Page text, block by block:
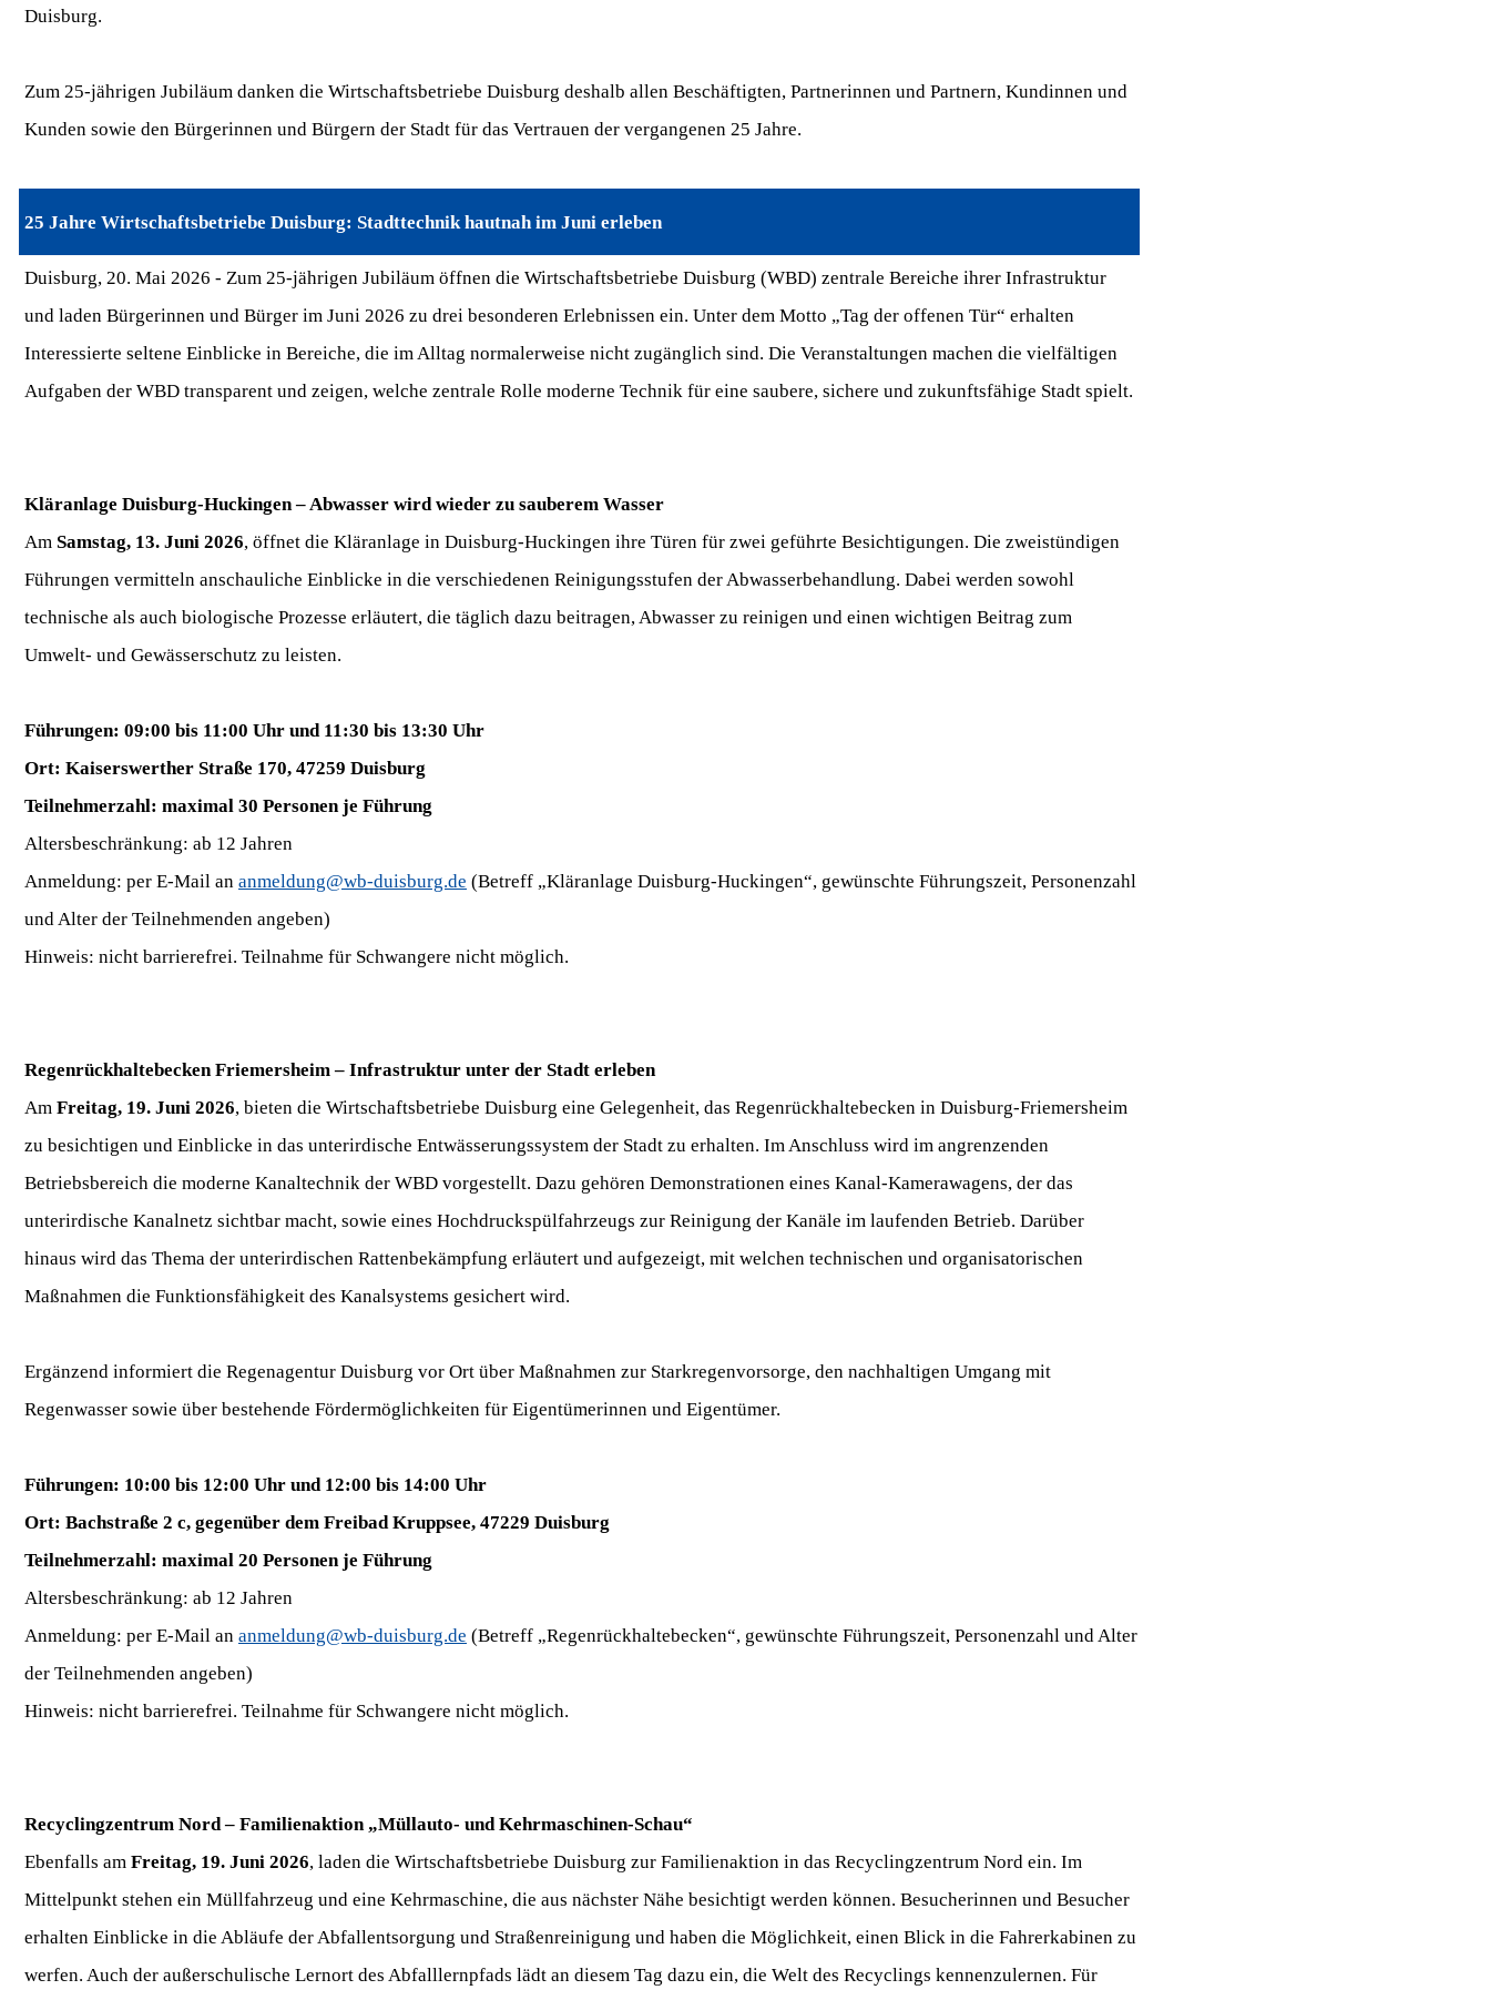
Duisburg.
Zum 25-jährigen Jubiläum danken die Wirtschaftsbetriebe Duisburg deshalb allen Beschäftigten, Partnerinnen und Partnern, Kundinnen und
Kunden sowie den Bürgerinnen und Bürgern der Stadt für das Vertrauen der vergangenen 25 Jahre.
25 Jahre Wirtschaftsbetriebe Duisburg: Stadttechnik hautnah im Juni erleben
Duisburg, 20. Mai 2026 - Zum 25-jährigen Jubiläum öffnen die Wirtschaftsbetriebe Duisburg (WBD) zentrale Bereiche ihrer Infrastruktur
und laden Bürgerinnen und Bürger im Juni 2026 zu drei besonderen Erlebnissen ein. Unter dem Motto „Tag der offenen Tür“ erhalten
Interessierte seltene Einblicke in Bereiche, die im Alltag normalerweise nicht zugänglich sind. Die Veranstaltungen machen die vielfältigen
Aufgaben der WBD transparent und zeigen, welche zentrale Rolle moderne Technik für eine saubere, sichere und zukunftsfähige Stadt spielt.
Kläranlage Duisburg-Huckingen – Abwasser wird wieder zu sauberem Wasser
Am Samstag, 13. Juni 2026, öffnet die Kläranlage in Duisburg-Huckingen ihre Türen für zwei geführte Besichtigungen. Die zweistündigen
Führungen vermitteln anschauliche Einblicke in die verschiedenen Reinigungsstufen der Abwasserbehandlung. Dabei werden sowohl
technische als auch biologische Prozesse erläutert, die täglich dazu beitragen, Abwasser zu reinigen und einen wichtigen Beitrag zum
Umwelt- und Gewässerschutz zu leisten.
Führungen: 09:00 bis 11:00 Uhr und 11:30 bis 13:30 Uhr
Ort: Kaiserswerther Straße 170, 47259 Duisburg
Teilnehmerzahl: maximal 30 Personen je Führung
Altersbeschränkung: ab 12 Jahren
Anmeldung: per E-Mail an anmeldung@wb-duisburg.de (Betreff „Kläranlage Duisburg-Huckingen“, gewünschte Führungszeit, Personenzahl
und Alter der Teilnehmenden angeben)
Hinweis: nicht barrierefrei. Teilnahme für Schwangere nicht möglich.
Regenrückhaltebecken Friemersheim – Infrastruktur unter der Stadt erleben
Am Freitag, 19. Juni 2026, bieten die Wirtschaftsbetriebe Duisburg eine Gelegenheit, das Regenrückhaltebecken in Duisburg-Friemersheim
zu besichtigen und Einblicke in das unterirdische Entwässerungssystem der Stadt zu erhalten. Im Anschluss wird im angrenzenden
Betriebsbereich die moderne Kanaltechnik der WBD vorgestellt. Dazu gehören Demonstrationen eines Kanal-Kamerawagens, der das
unterirdische Kanalnetz sichtbar macht, sowie eines Hochdruckspülfahrzeugs zur Reinigung der Kanäle im laufenden Betrieb. Darüber
hinaus wird das Thema der unterirdischen Rattenbekämpfung erläutert und aufgezeigt, mit welchen technischen und organisatorischen
Maßnahmen die Funktionsfähigkeit des Kanalsystems gesichert wird.
Ergänzend informiert die Regenagentur Duisburg vor Ort über Maßnahmen zur Starkregenvorsorge, den nachhaltigen Umgang mit
Regenwasser sowie über bestehende Fördermöglichkeiten für Eigentümerinnen und Eigentümer.
Führungen: 10:00 bis 12:00 Uhr und 12:00 bis 14:00 Uhr
Ort: Bachstraße 2 c, gegenüber dem Freibad Kruppsee, 47229 Duisburg
Teilnehmerzahl: maximal 20 Personen je Führung
Altersbeschränkung: ab 12 Jahren
Anmeldung: per E-Mail an anmeldung@wb-duisburg.de (Betreff „Regenrückhaltebecken“, gewünschte Führungszeit, Personenzahl und Alter
der Teilnehmenden angeben)
Hinweis: nicht barrierefrei. Teilnahme für Schwangere nicht möglich.
Recyclingzentrum Nord – Familienaktion „Müllauto- und Kehrmaschinen-Schau“
Ebenfalls am Freitag, 19. Juni 2026, laden die Wirtschaftsbetriebe Duisburg zur Familienaktion in das Recyclingzentrum Nord ein. Im
Mittelpunkt stehen ein Müllfahrzeug und eine Kehrmaschine, die aus nächster Nähe besichtigt werden können. Besucherinnen und Besucher
erhalten Einblicke in die Abläufe der Abfallentsorgung und Straßenreinigung und haben die Möglichkeit, einen Blick in die Fahrerkabinen zu
werfen. Auch der außerschulische Lernort des Abfalllernpfads lädt an diesem Tag dazu ein, die Welt des Recyclings kennenzulernen. Für